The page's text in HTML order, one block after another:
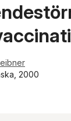
2000